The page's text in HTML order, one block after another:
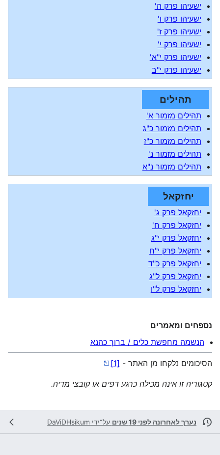
ישעיהו פרק ה'
ישעיהו פרק ו'
ישעיהו פרק ז'
ישעיהו פרק י'
ישעיהו פרק י"א'
ישעיהו פרק י"ב
תהילים
תהילים מזמור א'
תהילים מזמור כ"ג
תהילים מזמור כ"ז
תהילים מזמור נ'
תהילים מזמור נ"א
יחזקאל
יחזקאל פרק ג'
יחזקאל פרק ח'
יחזקאל פרק י"ג
יחזקאל פרק י"ח
יחזקאל פרק כ"ד
יחזקאל פרק ל"ג
יחזקאל פרק ל"ו
נספחים ומאמרים
הנשמה מחפשת כלים / ברוך כהנא
הסיכומים נלקחו מן האתר - [1]
קטגוריה זו אינה מכילה כרגע דפים או קובצי מדיה.
נערך לאחרונה לפני 19 שנים על־ידי DaViDHsikum